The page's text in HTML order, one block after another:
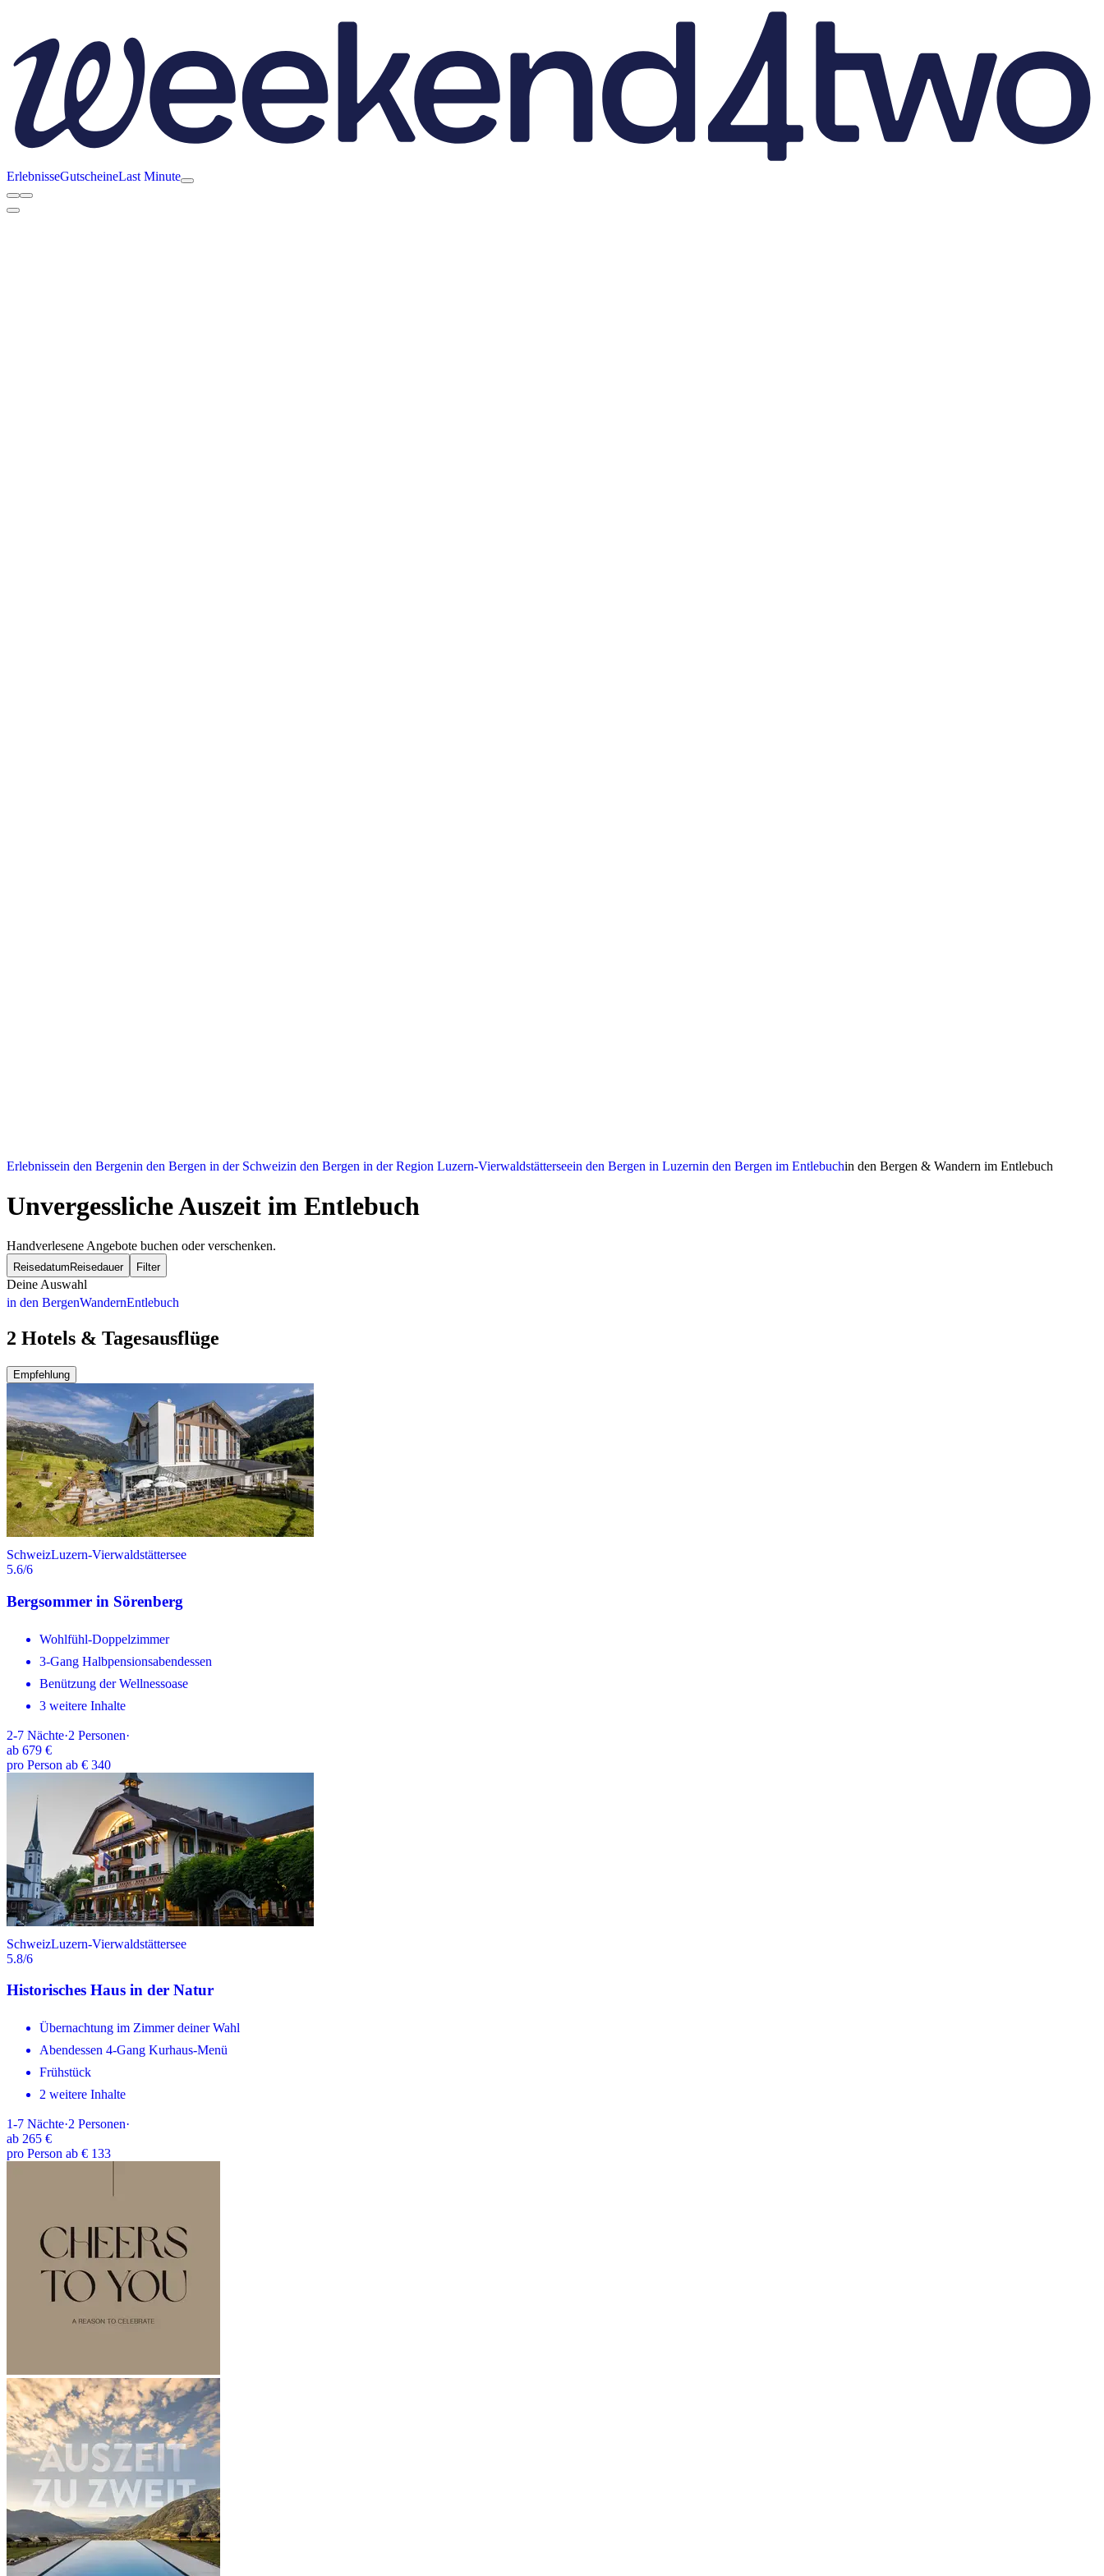
ErlebnisseGutscheineLast Minute
Erlebnissein den Bergenin den Bergen in der Schweizin den Bergen in der Region Luzern-Vierwaldstätterseein den Bergen in Luzernin den Bergen im Entlebuchin den Bergen & Wandern im Entlebuch
Unvergessliche Auszeit im Entlebuch
Handverlesene Angebote buchen oder verschenken.
Reisedatum Reisedauer Filter
Deine Auswahl
in den BergenWandernEntlebuch
2 Hotels & Tagesausflüge
Empfehlung
SchweizLuzern-Vierwaldstättersee
5.6/6
Bergsommer in Sörenberg
Wohlfühl-Doppelzimmer
3-Gang Halbpensionsabendessen
Benützung der Wellnessoase
3 weitere Inhalte
2-7 Nächte·2 Personen·
ab 679 €
pro Person ab € 340
SchweizLuzern-Vierwaldstättersee
5.8/6
Historisches Haus in der Natur
Übernachtung im Zimmer deiner Wahl
Abendessen 4-Gang Kurhaus-Menü
Frühstück
2 weitere Inhalte
1-7 Nächte·2 Personen·
ab 265 €
pro Person ab € 133